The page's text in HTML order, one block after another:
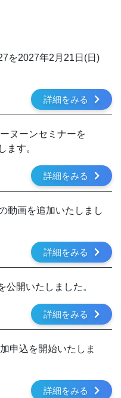
を2027年2月21日(日)
詳細をみる
ヌーンセミナーを
ます。
詳細をみる
動画を追加いたしまし
詳細をみる
開いたしました。
詳細をみる
申込を開始いたしま
詳細をみる